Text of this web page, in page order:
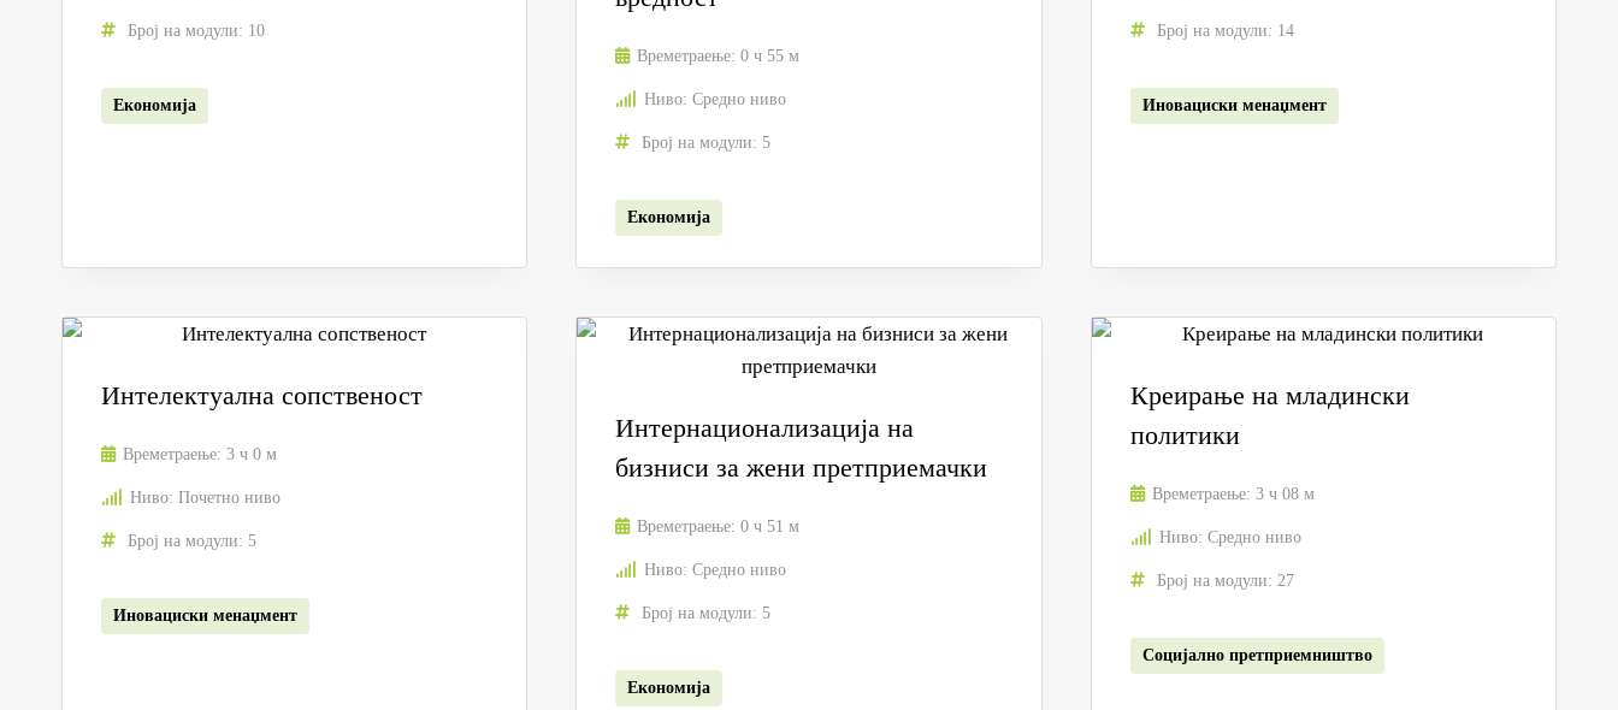
Број на модули: 10
Економија
Времетраење:0 ч 55 м
Ниво:Средно ниво
Број на модули: 5
Економија
Број на модули: 14
Иновациски менаџмент
Интелектуална сопственост
Времетраење: 3 ч 0 м
Ниво: Почетно ниво
Број на модули: 5
Иновациски менаџмент
Интернационализација на
бизниси за жени претприемачки
Времетраење:0 ч 51 м
Ниво:Средно ниво
Број на модули: 5
Економија
Креирање на младински
политики
Времетраење: 3 ч 08 м
Ниво: Средно ниво
Број на модули: 27
Социјално претприемништво